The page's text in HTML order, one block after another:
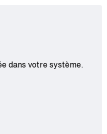
dans votre système.